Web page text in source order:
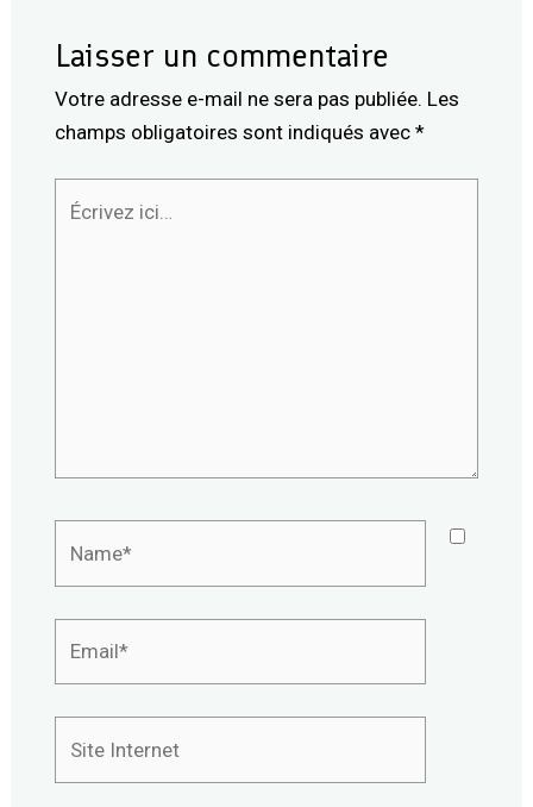
Laisser un commentaire
Votre adresse e-mail ne sera pas publiée. Les
champs obligatoires sont indiqués avec *